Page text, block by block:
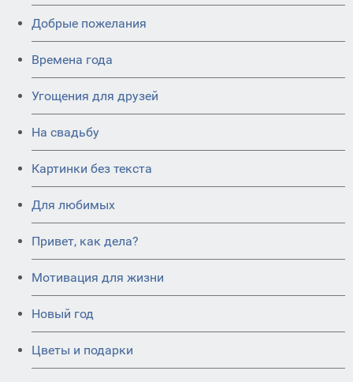
Добрые пожелания
Времена года
Угощения для друзей
На свадьбу
Картинки без текста
Для любимых
Привет, как дела?
Мотивация для жизни
Новый год
Цветы и подарки